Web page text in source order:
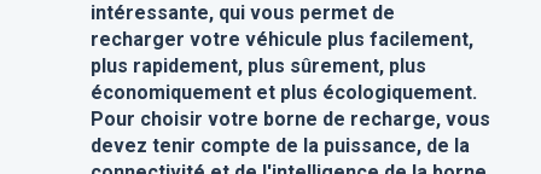
intéressante, qui vous permet de
recharger votre véhicule plus facilement,
plus rapidement, plus sûrement, plus
économiquement et plus écologiquement.
Pour choisir votre borne de recharge, vous
devez tenir compte de la puissance, de la